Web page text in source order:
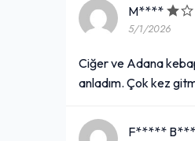
M****
5/1/2026
Ciğer ve Adana
anladım. Çok kez
F*****